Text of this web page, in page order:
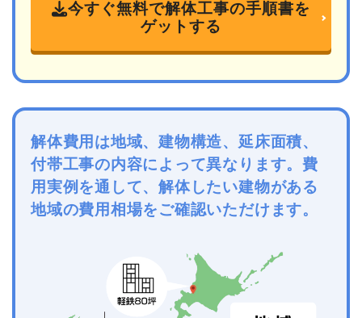
今すぐ無料で解体工事の手順書を
ゲットする
解体費用は地域、建物構造、延床面積、
付帯工事の内容によって異なります。費
用実例を通して、解体したい建物がある
地域の費用相場をご確認いただけます。